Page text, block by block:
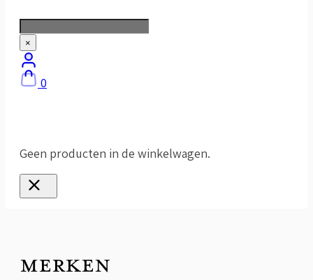
Zoeken
×
0
Geen producten in de winkelwagen.
MERKEN